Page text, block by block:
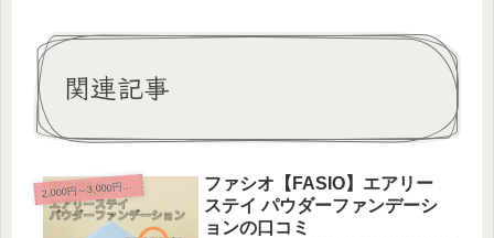
関連記事
2
,000円～3,000円未満
ファシオ【FASIO】エアリー
ステイ パウダーファンデーシ
ョンの口コミ